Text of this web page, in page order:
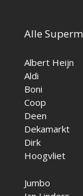
Alle
Albert Heijn
Aldi
Boni
Coop
Deen
Dekamarkt
Dirk
Hoogvliet
Jumbo